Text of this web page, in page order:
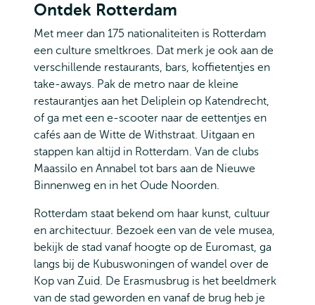
Ontdek Rotterdam
Met meer dan 175 nationaliteiten is Rotterdam
een culture smeltkroes. Dat merk je ook aan de
verschillende restaurants, bars, koffietentjes en
take-aways. Pak de metro naar de kleine
restaurantjes aan het Deliplein op Katendrecht,
of ga met een e-scooter naar de eettentjes en
cafés aan de Witte de Withstraat. Uitgaan en
stappen kan altijd in Rotterdam. Van de clubs
Maassilo en Annabel tot bars aan de Nieuwe
Binnenweg en in het Oude Noorden.
Rotterdam staat bekend om haar kunst, cultuur
en architectuur. Bezoek een van de vele musea,
bekijk de stad vanaf hoogte op de Euromast, ga
langs bij de Kubuswoningen of wandel over de
Kop van Zuid. De Erasmusbrug is het beeldmerk
van de stad geworden en vanaf de brug heb je